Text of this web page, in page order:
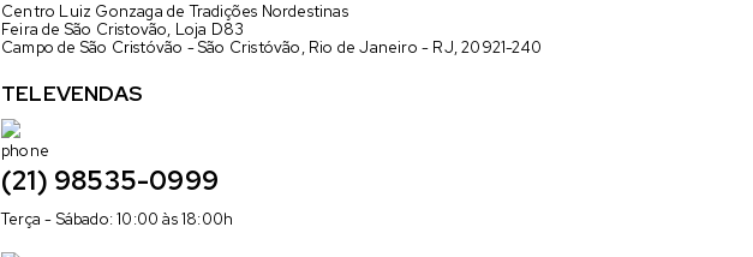
Centro Luiz Gonzaga de Tradições Nordestinas
Feira de São Cristovão, Loja D83
Campo de São Cristóvão - São Cristóvão, Rio de Janeiro - RJ, 20921-240
TELEVENDAS
(21) 98535-0999
Terça - Sábado: 10:00 às 18:00h